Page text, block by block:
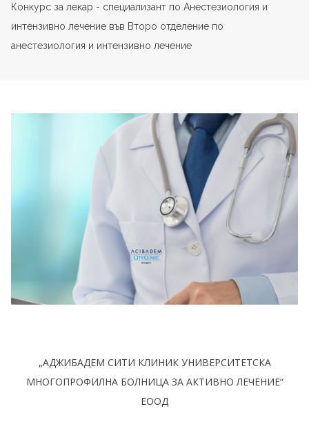
Конкурс за лекар - специализант по Анестезиология и
интензивно лечение във Второ отделение по
анестезиология и интензивно лечение
„АДЖИБАДЕМ СИТИ КЛИНИК УНИВЕРСИТЕТСКА
МНОГОПРОФИЛНА БОЛНИЦА ЗА АКТИВНО ЛЕЧЕНИЕ“
ЕООД